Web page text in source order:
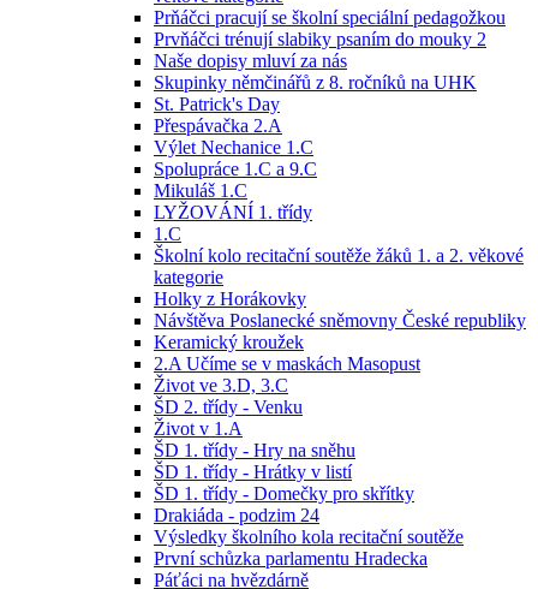
Prňáčci pracují se školní speciální pedagožkou
Prvňáčci trénují slabiky psaním do mouky 2
Naše dopisy mluví za nás
Skupinky němčinářů z 8. ročníků na UHK
St. Patrick's Day
Přespávačka 2.A
Výlet Nechanice 1.C
Spolupráce 1.C a 9.C
Mikuláš 1.C
LYŽOVÁNÍ 1. třídy
1.C
Školní kolo recitační soutěže žáků 1. a 2. věkové
kategorie
Holky z Horákovky
Návštěva Poslanecké sněmovny České republiky
Keramický kroužek
2.A Učíme se v maskách Masopust
Život ve 3.D, 3.C
ŠD 2. třídy - Venku
Život v 1.A
ŠD 1. třídy - Hry na sněhu
ŠD 1. třídy - Hrátky v listí
ŠD 1. třídy - Domečky pro skřítky
Drakiáda - podzim 24
Výsledky školního kola recitační soutěže
První schůzka parlamentu Hradecka
Páťáci na hvězdárně